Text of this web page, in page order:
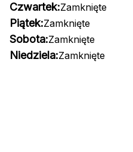
Czwartek:Zamknięte
Piątek:Zamknięte
Sobota:Zamknięte
Niedziela:Zamknięte